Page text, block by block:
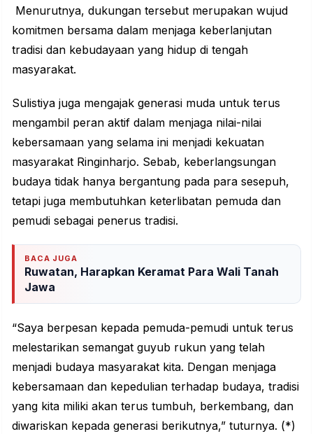
Menurutnya, dukungan tersebut merupakan wujud
komitmen bersama dalam menjaga keberlanjutan
tradisi dan kebudayaan yang hidup di tengah
masyarakat.
Sulistiya juga mengajak generasi muda untuk terus
mengambil peran aktif dalam menjaga nilai-nilai
kebersamaan yang selama ini menjadi kekuatan
masyarakat Ringinharjo. Sebab, keberlangsungan
budaya tidak hanya bergantung pada para sesepuh,
tetapi juga membutuhkan keterlibatan pemuda dan
pemudi sebagai penerus tradisi.
BACA JUGA
Ruwatan, Harapkan Keramat Para Wali Tanah
Jawa
“Saya berpesan kepada pemuda-pemudi untuk terus
melestarikan semangat guyub rukun yang telah
menjadi budaya masyarakat kita. Dengan menjaga
kebersamaan dan kepedulian terhadap budaya, tradisi
yang kita miliki akan terus tumbuh, berkembang, dan
diwariskan kepada generasi berikutnya,” tuturnya. (*)